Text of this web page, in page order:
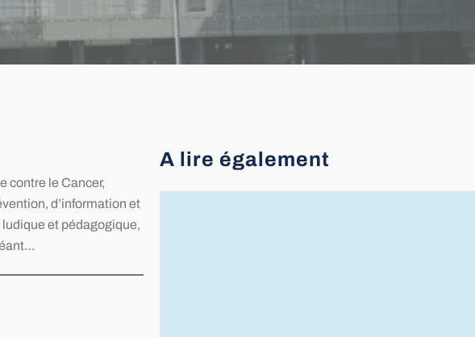
contre le Cancer,
d’information et
et pédagogique,
A lire également